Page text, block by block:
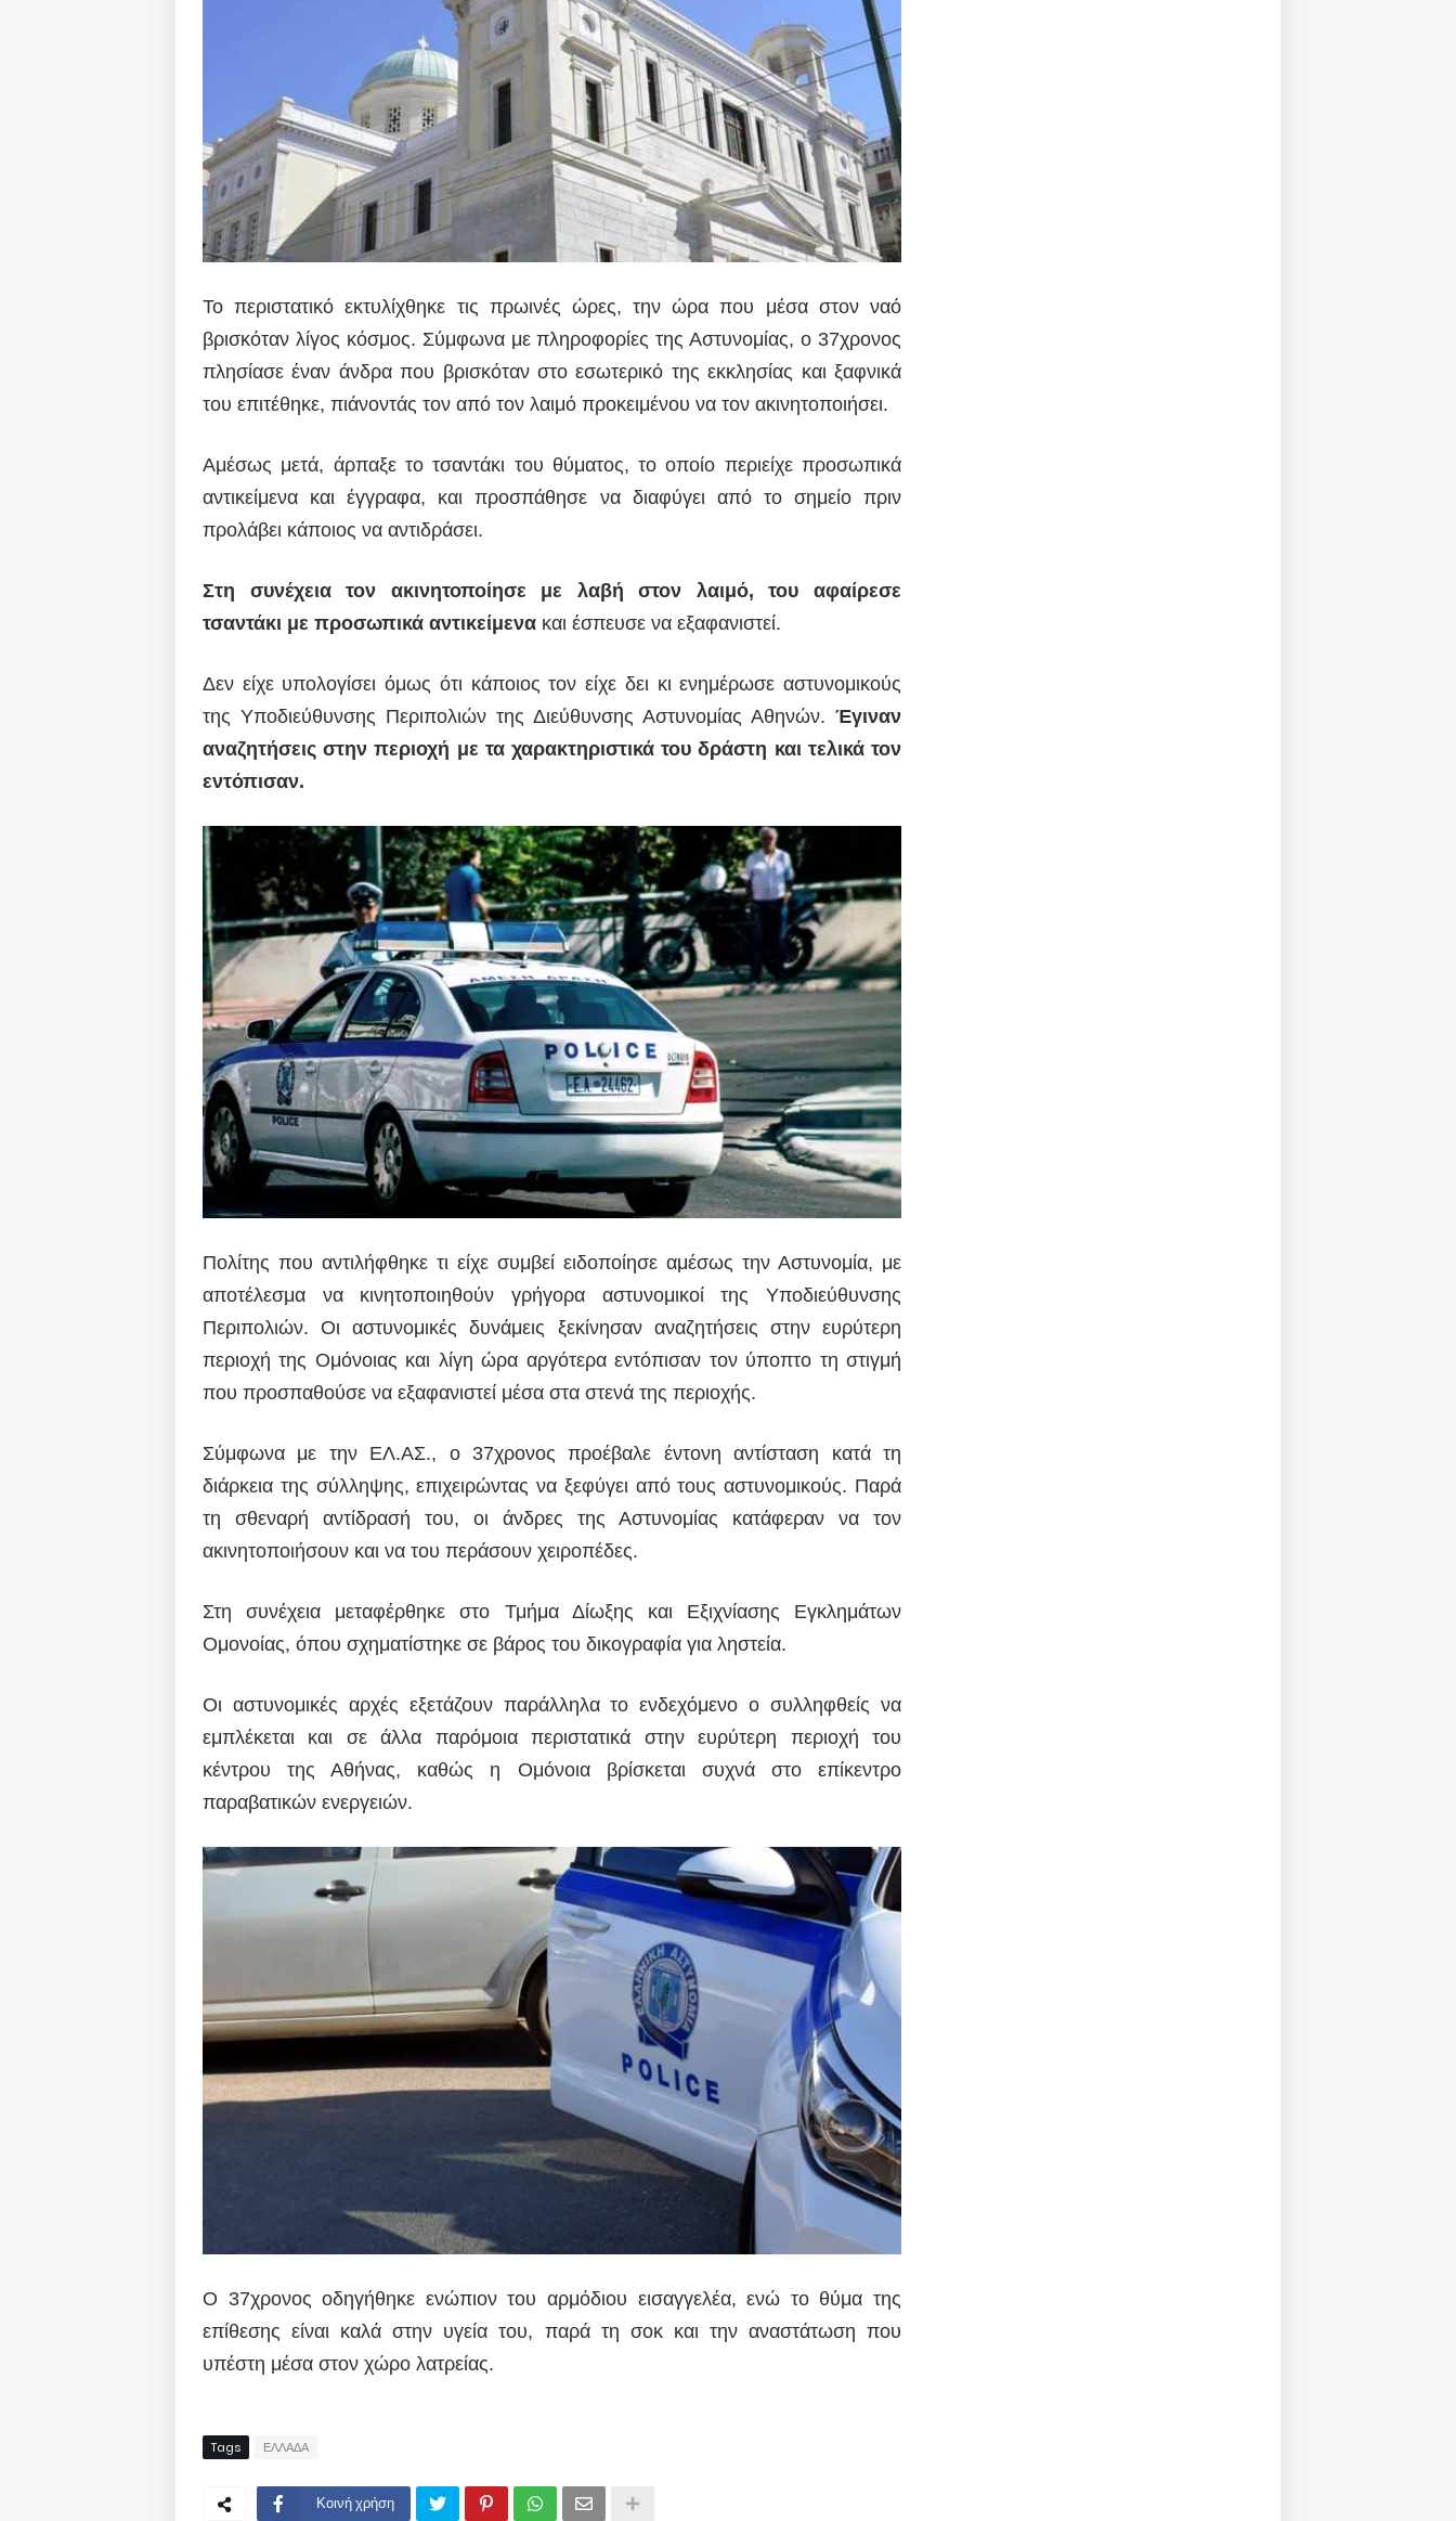
Το περιστατικό εκτυλίχθηκε τις πρωινές ώρες, την ώρα που μέσα στον ναό
βρισκόταν λίγος κόσμος. Σύμφωνα με πληροφορίες της Αστυνομίας, ο 37χρονος
πλησίασε έναν άνδρα που βρισκόταν στο εσωτερικό της εκκλησίας και ξαφνικά
του επιτέθηκε, πιάνοντάς τον από τον λαιμό προκειμένου να τον ακινητοποιήσει.
Αμέσως μετά, άρπαξε το τσαντάκι του θύματος, το οποίο περιείχε προσωπικά
αντικείμενα και έγγραφα, και προσπάθησε να διαφύγει από το σημείο πριν
προλάβει κάποιος να αντιδράσει.
Στη συνέχεια τον ακινητοποίησε με λαβή στον λαιμό, του αφαίρεσε
τσαντάκι με προσωπικά αντικείμενα και έσπευσε να εξαφανιστεί.
Δεν είχε υπολογίσει όμως ότι κάποιος τον είχε δει κι ενημέρωσε αστυνομικούς
της Υποδιεύθυνσης Περιπολιών της Διεύθυνσης Αστυνομίας Αθηνών. Έγιναν
αναζητήσεις στην περιοχή με τα χαρακτηριστικά του δράστη και τελικά τον
εντόπισαν.
Πολίτης που αντιλήφθηκε τι είχε συμβεί ειδοποίησε αμέσως την Αστυνομία, με
αποτέλεσμα να κινητοποιηθούν γρήγορα αστυνομικοί της Υποδιεύθυνσης
Περιπολιών. Οι αστυνομικές δυνάμεις ξεκίνησαν αναζητήσεις στην ευρύτερη
περιοχή της Ομόνοιας και λίγη ώρα αργότερα εντόπισαν τον ύποπτο τη στιγμή
που προσπαθούσε να εξαφανιστεί μέσα στα στενά της περιοχής.
Σύμφωνα με την ΕΛ.ΑΣ., ο 37χρονος προέβαλε έντονη αντίσταση κατά τη
διάρκεια της σύλληψης, επιχειρώντας να ξεφύγει από τους αστυνομικούς. Παρά
τη σθεναρή αντίδρασή του, οι άνδρες της Αστυνομίας κατάφεραν να τον
ακινητοποιήσουν και να του περάσουν χειροπέδες.
Στη συνέχεια μεταφέρθηκε στο Τμήμα Δίωξης και Εξιχνίασης Εγκλημάτων
Ομονοίας, όπου σχηματίστηκε σε βάρος του δικογραφία για ληστεία.
Οι αστυνομικές αρχές εξετάζουν παράλληλα το ενδεχόμενο ο συλληφθείς να
εμπλέκεται και σε άλλα παρόμοια περιστατικά στην ευρύτερη περιοχή του
κέντρου της Αθήνας, καθώς η Ομόνοια βρίσκεται συχνά στο επίκεντρο
παραβατικών ενεργειών.
Ο 37χρονος οδηγήθηκε ενώπιον του αρμόδιου εισαγγελέα, ενώ το θύμα της
επίθεσης είναι καλά στην υγεία του, παρά τη σοκ και την αναστάτωση που
υπέστη μέσα στον χώρο λατρείας.
Tags ΕΛΛΑΔΑ
Κοινή χρήση